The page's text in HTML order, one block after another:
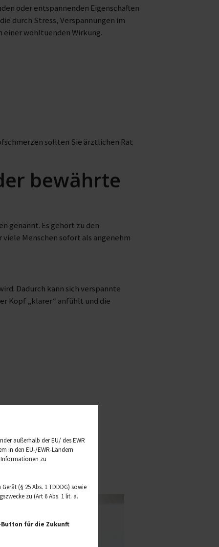
oder entspannenden Eigenschaften
durch Stress, Verspannungen im
einer wohltuenden Wirkung.
sollten Sie ärztlichen Rat
bewährte
genannt. Es gehört zu den
viele Menschen sofort als angenehm
Dadurch kann sich verspannte
Kopf „klarer“ anfühlt und die
einmassieren.
außerhalb der EU/ des EWR
in den EU-/EWR-Ländern
Informationen zu
(§ 25 Abs. 1 TDDDG) sowie
zu (Art 6 Abs. 1 lit. a.
für die Zukunft